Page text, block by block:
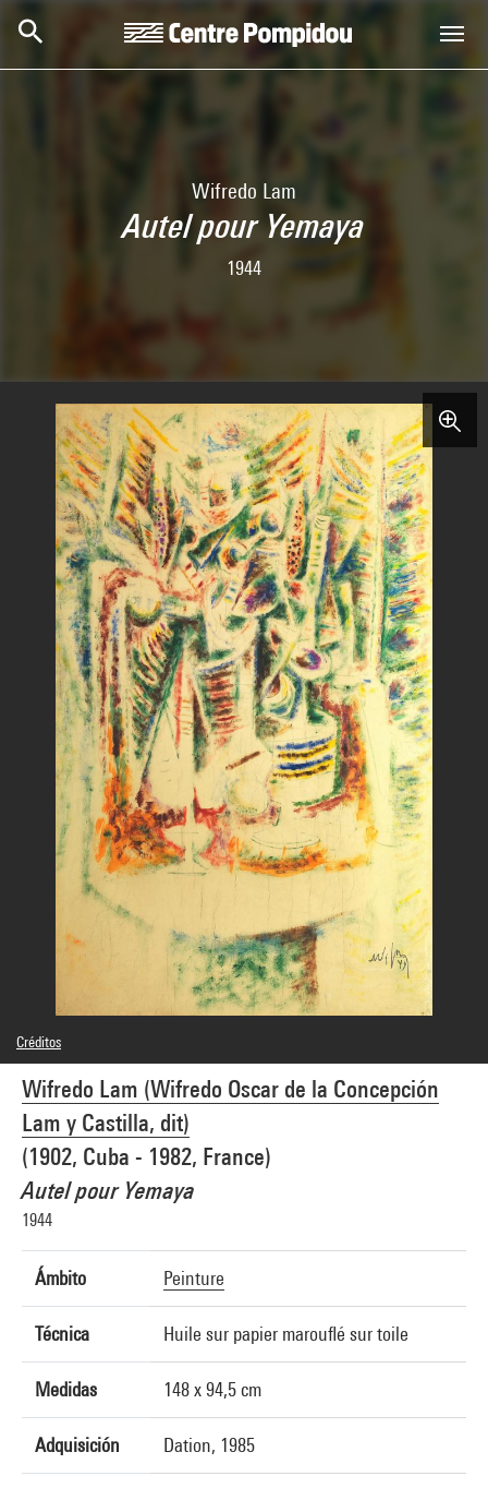
Wifredo Lam
Autel pour Yemaya
1944
Wifredo Lam (Wifredo Oscar de la Concepción
Lam y Castilla, dit)
(1902, Cuba - 1982, France)
Autel pour Yemaya
1944
Ámbito Peinture
Técnica Huile sur papier marouflé sur toile
Medidas 148 x 94,5 cm
Adquisición Dation, 1985
Créditos
© SDO Wifredo LAM-DR, Adagp
Créditos fotográficos : Centre Pompidou, MNAM-CCI/Georges Meguerditchian/Dist.
GrandPalaisRmn
Referencia de la imagen : 4N75956
Difusión de la imagen :
GrandPalaisRmnPhoto